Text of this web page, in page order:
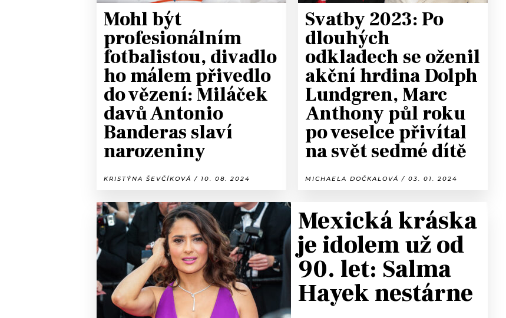
PROGRAM
JAK NALADIT
SOUTĚŽE
Mohl být
profesionálním
fotbalistou, divadlo
ho málem přivedlo
do vězení: Miláček
davů Antonio
Banderas slaví
narozeniny
KRISTÝNA ŠEVČÍKOVÁ / 10. 08. 2024
Svatby 2023: Po
dlouhých
odkladech se oženil
akční hrdina Dolph
Lundgren, Marc
Anthony půl roku
po veselce přivítal
na svět sedmé dítě
MICHAELA DOČKALOVÁ / 03. 01. 2024
Mexická kráska
je idolem už od
90. let: Salma
Hayek nestárne